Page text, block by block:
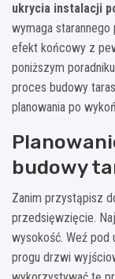
ukrycia instalacji
wymaga starannego
efekt końcowy z
poniższym
proces budowy
planowania po
budowy
Zanim przystąpisz
przedsięwzięcie.
wysokość. Weź pod
progu drzwi